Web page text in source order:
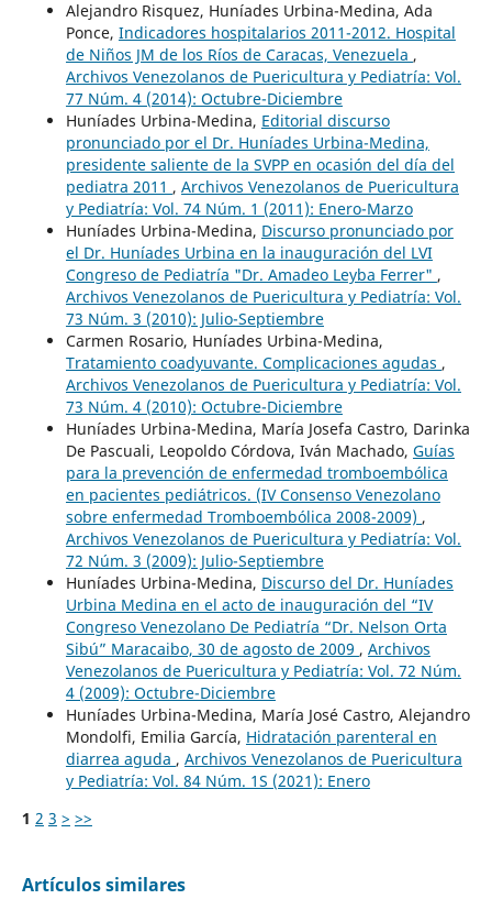
Alejandro Risquez, Huníades Urbina-Medina, Ada
Ponce, Indicadores hospitalarios 2011-2012. Hospital
de Niños JM de los Ríos de Caracas, Venezuela ,
Archivos Venezolanos de Puericultura y Pediatría: Vol.
77 Núm. 4 (2014): Octubre-Diciembre
Huníades Urbina-Medina, Editorial discurso
pronunciado por el Dr. Huníades Urbina-Medina,
presidente saliente de la SVPP en ocasión del día del
pediatra 2011 , Archivos Venezolanos de Puericultura
y Pediatría: Vol. 74 Núm. 1 (2011): Enero-Marzo
Huníades Urbina-Medina, Discurso pronunciado por
el Dr. Huníades Urbina en la inauguración del LVI
Congreso de Pediatría "Dr. Amadeo Leyba Ferrer" ,
Archivos Venezolanos de Puericultura y Pediatría: Vol.
73 Núm. 3 (2010): Julio-Septiembre
Carmen Rosario, Huníades Urbina-Medina,
Tratamiento coadyuvante. Complicaciones agudas ,
Archivos Venezolanos de Puericultura y Pediatría: Vol.
73 Núm. 4 (2010): Octubre-Diciembre
Huníades Urbina-Medina, María Josefa Castro, Darinka
De Pascuali, Leopoldo Córdova, Iván Machado, Guías
para la prevención de enfermedad tromboembólica
en pacientes pediátricos. (IV Consenso Venezolano
sobre enfermedad Tromboembólica 2008-2009) ,
Archivos Venezolanos de Puericultura y Pediatría: Vol.
72 Núm. 3 (2009): Julio-Septiembre
Huníades Urbina-Medina, Discurso del Dr. Huníades
Urbina Medina en el acto de inauguración del “IV
Congreso Venezolano De Pediatría “Dr. Nelson Orta
Sibú” Maracaibo, 30 de agosto de 2009 , Archivos
Venezolanos de Puericultura y Pediatría: Vol. 72 Núm.
4 (2009): Octubre-Diciembre
Huníades Urbina-Medina, María José Castro, Alejandro
Mondolfi, Emilia García, Hidratación parenteral en
diarrea aguda , Archivos Venezolanos de Puericultura
y Pediatría: Vol. 84 Núm. 1S (2021): Enero
1 2 3 > >>
Artículos similares